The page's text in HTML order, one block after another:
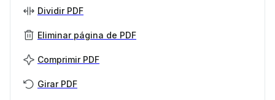
Dividir PDF
Eliminar página de PDF
Comprimir PDF
Girar PDF